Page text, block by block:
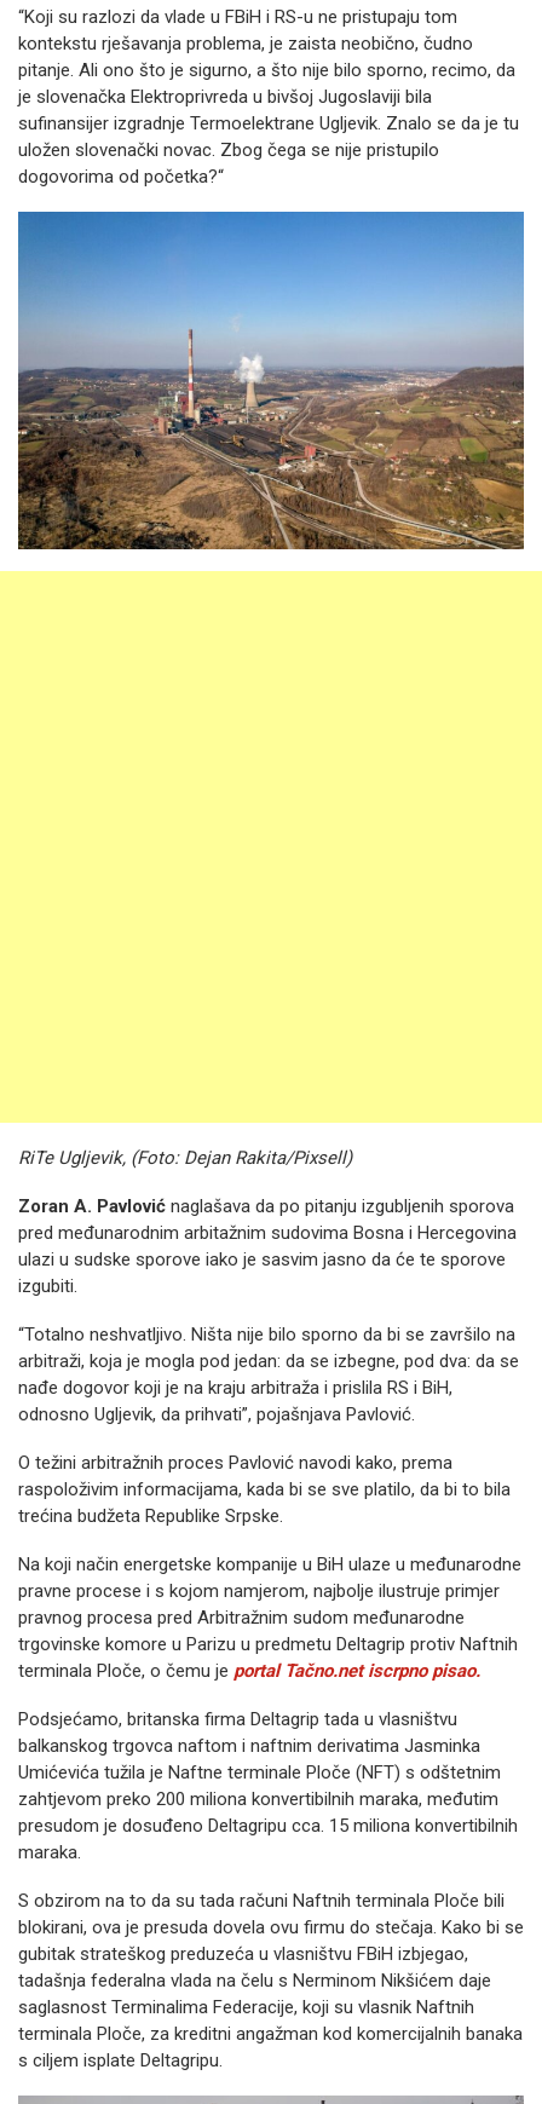
“Koji su razlozi da vlade u FBiH i RS-u ne pristupaju tom
kontekstu rješavanja problema, je zaista neobično, čudno
pitanje. Ali ono što je sigurno, a što nije bilo sporno, recimo, da
je slovenačka Elektroprivreda u bivšoj Jugoslaviji bila
sufinansijer izgradnje Termoelektrane Ugljevik. Znalo se da je tu
uložen slovenački novac. Zbog čega se nije pristupilo
dogovorima od početka?“
RiTe Ugljevik, (Foto: Dejan Rakita/Pixsell)
Zoran A. Pavlović naglašava da po pitanju izgubljenih sporova
pred međunarodnim arbitažnim sudovima Bosna i Hercegovina
ulazi u sudske sporove iako je sasvim jasno da će te sporove
izgubiti.
“Totalno neshvatljivo. Ništa nije bilo sporno da bi se završilo na
arbitraži, koja je mogla pod jedan: da se izbegne, pod dva: da se
nađe dogovor koji je na kraju arbitraža i prislila RS i BiH,
odnosno Ugljevik, da prihvati”, pojašnjava Pavlović.
O težini arbitražnih proces Pavlović navodi kako, prema
raspoloživim informacijama, kada bi se sve platilo, da bi to bila
trećina budžeta Republike Srpske.
Na koji način energetske kompanije u BiH ulaze u međunarodne
pravne procese i s kojom namjerom, najbolje ilustruje primjer
pravnog procesa pred Arbitražnim sudom međunarodne
trgovinske komore u Parizu u predmetu Deltagrip protiv Naftnih
terminala Ploče, o čemu je portal Tačno.net iscrpno pisao.
Podsjećamo, britanska firma Deltagrip tada u vlasništvu
balkanskog trgovca naftom i naftnim derivatima Jasminka
Umićevića tužila je Naftne terminale Ploče (NFT) s odštetnim
zahtjevom preko 200 miliona konvertibilnih maraka, međutim
presudom je dosuđeno Deltagripu cca. 15 miliona konvertibilnih
maraka.
S obzirom na to da su tada računi Naftnih terminala Ploče bili
blokirani, ova je presuda dovela ovu firmu do stečaja. Kako bi se
gubitak strateškog preduzeća u vlasništvu FBiH izbjegao,
tadašnja federalna vlada na čelu s Nerminom Nikšićem daje
saglasnost Terminalima Federacije, koji su vlasnik Naftnih
terminala Ploče, za kreditni angažman kod komercijalnih banaka
s ciljem isplate Deltagripu.